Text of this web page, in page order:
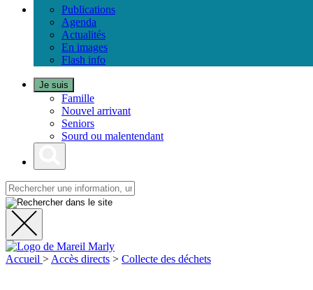
Publications
Agenda
Actualités
En images
Flash info
Je suis
Famille
Nouvel arrivant
Seniors
Sourd ou malentendant
Fermer
la
recherche
Accueil > Accès directs > Collecte des déchets